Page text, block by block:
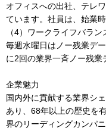
オフィスへの出社、テレ
ています。社員は、始業
（4）ワークライフバラン
毎週水曜日はノー残業デ
に2回の業界一斉ノー残業
企業魅力
国内外に貢献する業界シ
あり、68年以上の歴史を
界のリーディングカンパニ